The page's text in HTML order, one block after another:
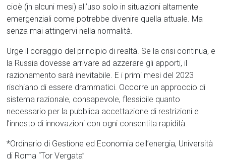
cioè (in alcuni mesi) all’uso solo in situazioni altamente
emergenziali come potrebbe divenire quella attuale. Ma
senza mai attingervi nella normalità.
Urge il coraggio del principio di realtà. Se la crisi continua, e
la Russia dovesse arrivare ad azzerare gli apporti, il
razionamento sarà inevitabile. E i primi mesi del 2023
rischiano di essere drammatici. Occorre un approccio di
sistema razionale, consapevole, flessibile quanto
necessario per la pubblica accettazione di restrizioni e
l’innesto di innovazioni con ogni consentita rapidità.
*Ordinario di Gestione ed Economia dell’energia, Università
di Roma “Tor Vergata”